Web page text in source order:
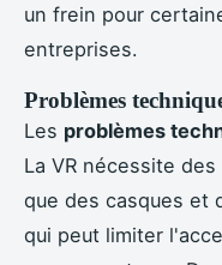
un frein pour
entreprises.
Problèmes
Les problèmes
La VR nécessite
que des casques et
qui peut limiter